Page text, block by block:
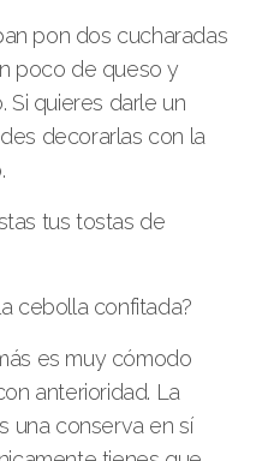
pon dos cucharadas
poco de queso y
Si quieres darle un
decorarlas con la
tus tostas de
cebolla confitada?
es muy cómodo
anterioridad. La
una conserva en sí